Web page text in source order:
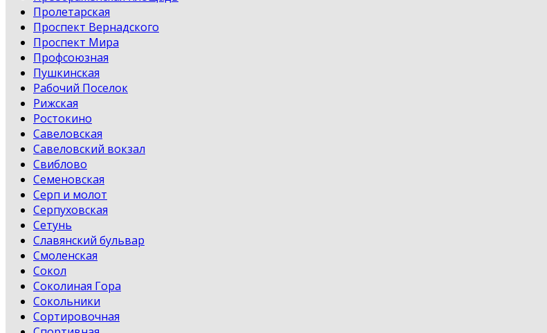
Пролетарская
Проспект Вернадского
Проспект Мира
Профсоюзная
Пушкинская
Рабочий Поселок
Рижская
Ростокино
Савеловская
Савеловский вокзал
Свиблово
Семеновская
Серп и молот
Серпуховская
Сетунь
Славянский бульвар
Смоленская
Сокол
Соколиная Гора
Сокольники
Сортировочная